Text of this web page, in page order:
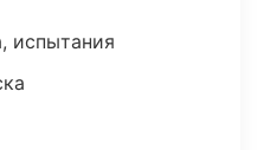
испытания